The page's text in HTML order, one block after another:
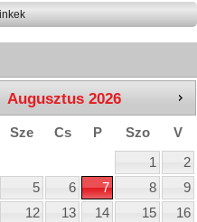
Augusztus 2026
Sze Cs P Szo
V
1
2
5 6 7 8
9
12 13 14 15
16